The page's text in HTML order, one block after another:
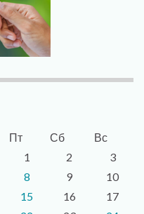
Пт Сб
Вс
1
2
3
8 9
10
15 16
17